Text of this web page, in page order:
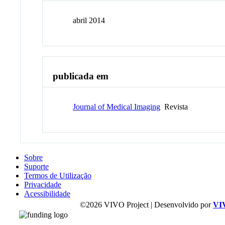
abril 2014
publicada em
Journal of Medical Imaging Revista
Sobre
Suporte
Termos de Utilização
Privacidade
Acessibilidade
©2026 VIVO Project | Desenvolvido por